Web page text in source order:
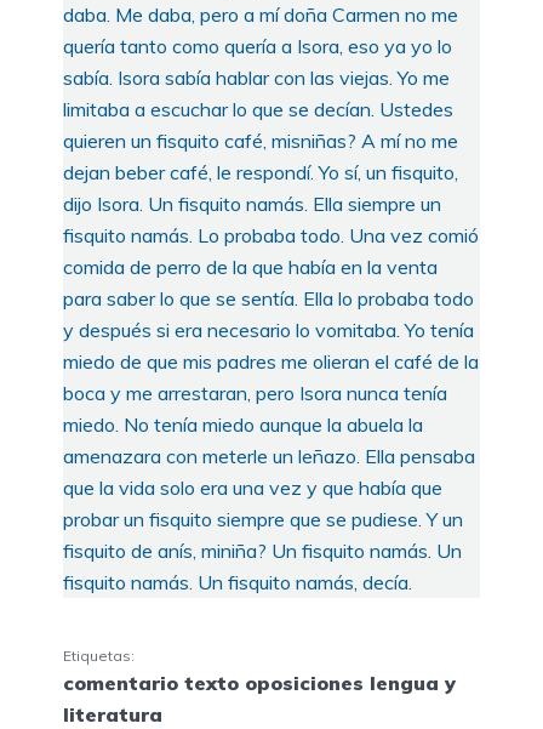
daba. Me daba, pero a mí doña Carmen no me
quería tanto como quería a Isora, eso ya yo lo
sabía. Isora sabía hablar con las viejas. Yo me
limitaba a escuchar lo que se decían. Ustedes
quieren un fisquito café, misniñas? A mí no me
dejan beber café, le respondí. Yo sí, un fisquito,
dijo Isora. Un fisquito namás. Ella siempre un
fisquito namás. Lo probaba todo. Una vez comió
comida de perro de la que había en la venta
para saber lo que se sentía. Ella lo probaba todo
y después si era necesario lo vomitaba. Yo tenía
miedo de que mis padres me olieran el café de la
boca y me arrestaran, pero Isora nunca tenía
miedo. No tenía miedo aunque la abuela la
amenazara con meterle un leñazo. Ella pensaba
que la vida solo era una vez y que había que
probar un fisquito siempre que se pudiese. Y un
fisquito de anís, miniña? Un fisquito namás. Un
fisquito namás. Un fisquito namás, decía.
Etiquetas:
comentario texto oposiciones lengua y
literatura